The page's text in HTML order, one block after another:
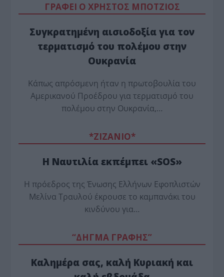
ΓΡΑΦΕΙ Ο ΧΡΗΣΤΟΣ ΜΠΟΤΖΙΟΣ
Συγκρατημένη αισιοδοξία για τον
τερματισμό του πολέμου στην
Ουκρανία
Κάπως απρόσμενη ήταν η πρωτοβουλία του
Αμερικανού Προέδρου για τερματισμό του
πολέμου στην Ουκρανία,…
*ZΙΖΑΝΙΟ*
Η Ναυτιλία εκπέμπει «SOS»
Η πρόεδρος της Ένωσης Ελλήνων Εφοπλιστών
Μελίνα Τραυλού έ­κρουσε το καμπανάκι του
κινδύνου για…
“ΔΗΓΜΑ ΓΡΑΦΗΣ”
Καλημέρα σας, καλή Κυριακή και